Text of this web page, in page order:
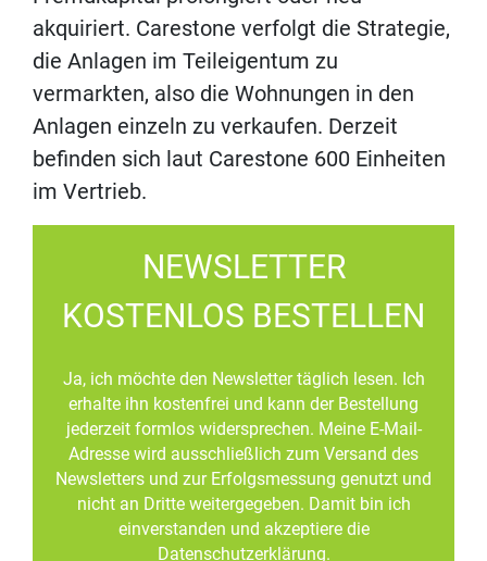
akquiriert. Carestone verfolgt die Strategie,
die Anlagen im Teileigentum zu
vermarkten, also die Wohnungen in den
Anlagen einzeln zu verkaufen. Derzeit
befinden sich laut Carestone 600 Einheiten
im Vertrieb.
NEWSLETTER
KOSTENLOS BESTELLEN
Ja, ich möchte den Newsletter täglich lesen. Ich
erhalte ihn kostenfrei und kann der Bestellung
jederzeit formlos widersprechen. Meine E-Mail-
Adresse wird ausschließlich zum Versand des
Newsletters und zur Erfolgsmessung genutzt und
nicht an Dritte weitergegeben. Damit bin ich
einverstanden und akzeptiere die
Datenschutzerklärung.